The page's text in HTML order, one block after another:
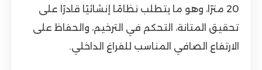
20 مترًا، وهو ما يتطلب نظامًا إنشائيًا قادرًا على
تحقيق المتانة، التحكم في الترخيم، والحفاظ على
الارتفاع الصافي المناسب للفراغ الداخلي.